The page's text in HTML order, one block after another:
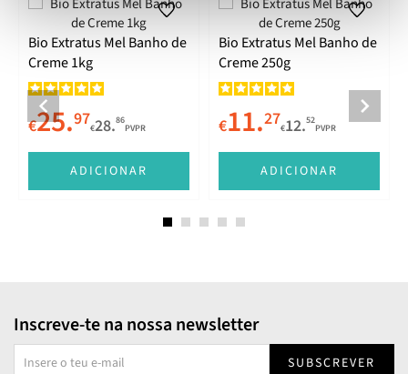
Bio Extratus Mel Banho de
Creme 1kg
€25.97€28.86
PVPR
ADICIONAR
Bio Extratus Mel Banho de
Creme 250g
€11.27€12.52
PVPR
ADICIONAR
Inscreve-te na nossa newsletter
SUBSCREVER